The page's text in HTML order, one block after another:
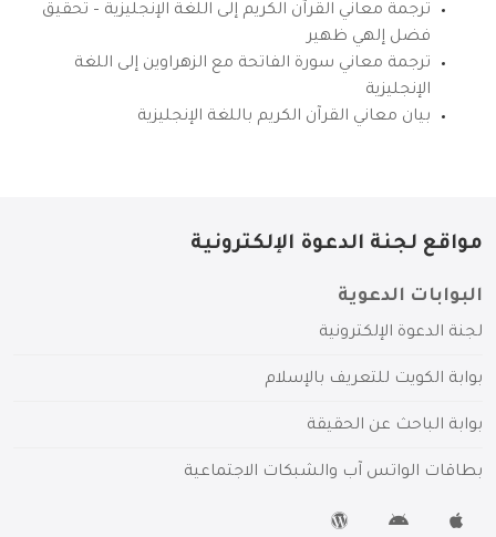
ترجمة معاني القرآن الكريم إلى اللغة الإنجليزية – تحقيق
فضل إلهي ظهير
ترجمة معاني سورة الفاتحة مع الزهراوين إلى اللغة
الإنجليزية
بيان معاني القرآن الكريم باللغة الإنجليزية
مواقع لجنة الدعوة الإلكترونية
البوابات الدعوية
لجنة الدعوة الإلكترونية
بوابة الكويت للتعريف بالإسلام
بوابة الباحث عن الحقيقة
بطاقات الواتس آب والشبكات الاجتماعية